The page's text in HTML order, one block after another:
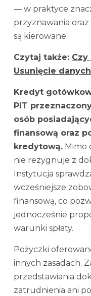
— w praktyce
przyznawania
są kierowane.
Czytaj także: Czy
Usunięcie
Kredyt
PIT
osób
finansową oraz
kredytową. Mimo
nie rezygnuje z
Instytucja
wcześniejsze
finansową, co
jednocześnie
warunki spłaty.
Pożyczki
innych zasadach.
przedstawiania
zatrudnienia ani